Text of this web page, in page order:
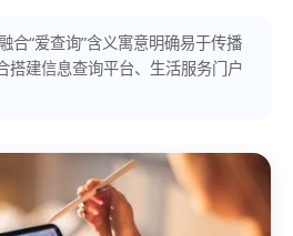
“爱查询”含义寓意明确易于传播
搭建信息查询平台、生活服务门户